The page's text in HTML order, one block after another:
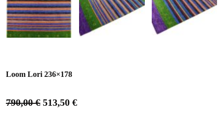
Loom Lori 236×178
790,00€ 513,50 €